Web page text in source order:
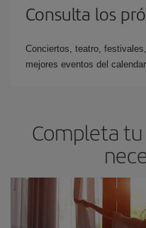
Consulta los
Conciertos, teatro,
mejores eventos del
Completa